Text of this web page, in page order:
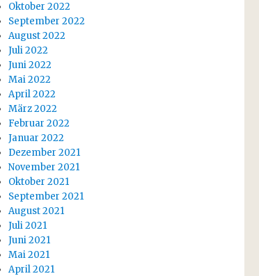
Oktober 2022
September 2022
August 2022
Juli 2022
Juni 2022
Mai 2022
April 2022
März 2022
Februar 2022
Januar 2022
Dezember 2021
November 2021
Oktober 2021
September 2021
August 2021
Juli 2021
Juni 2021
Mai 2021
April 2021